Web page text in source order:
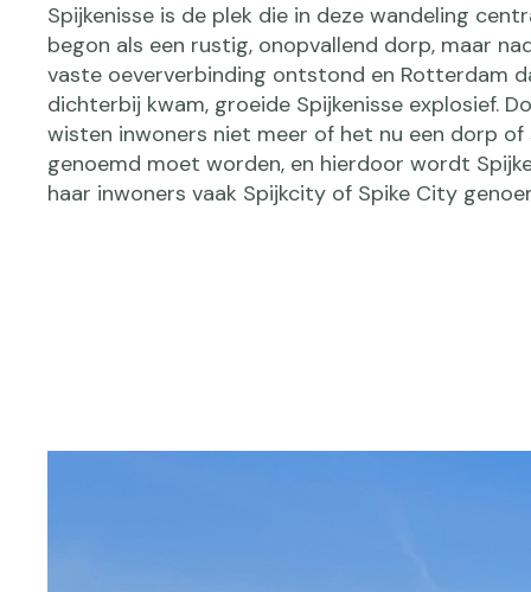
Spijkenisse is de plek die in deze wandeling
begon als een rustig, onopvallend dorp, maar
vaste oeververbinding ontstond en Rotterdam
dichterbij kwam, groeide Spijkenisse explosief.
wisten inwoners niet meer of het nu een dorp of
genoemd moet worden, en hierdoor wordt
haar inwoners vaak Spijkcity of Spike City